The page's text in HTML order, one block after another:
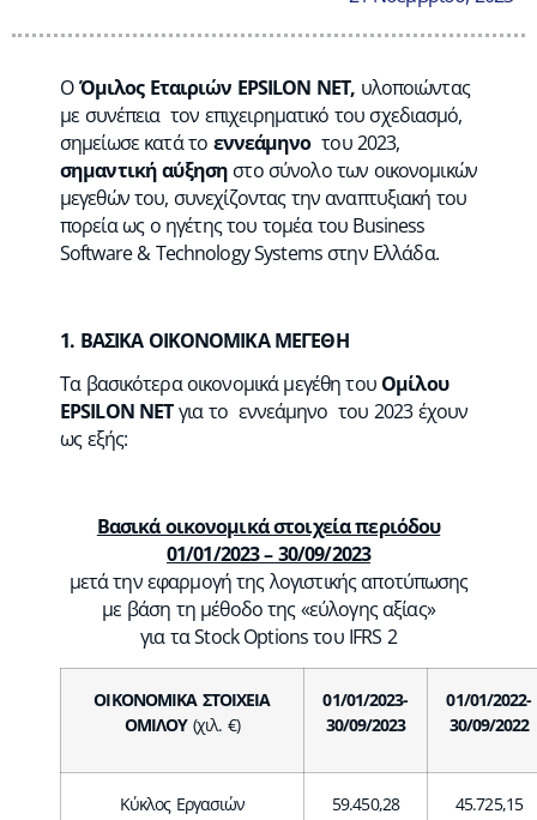
ΟΌμιλος Εταιριών EPSILON NET, υλοποιώντας
με συνέπεια τον επιχειρηματικό του σχεδιασμό,
σημείωσε κατά το εννεάμηνο του 2023,
σημαντική αύξησηστο σύνολο των οικονομικών
μεγεθών του, συνεχίζοντας την αναπτυξιακή του
πορεία ως ο ηγέτης του τομέα του Business
Software & Technology Systems στην Ελλάδα.
1. ΒΑΣΙΚΑ ΟΙΚΟΝΟΜΙΚΑ ΜΕΓΕΘΗ
Τα βασικότερα οικονομικά μεγέθη του Ομίλου
EPSILON NETγια το εννεάμηνο του 2023 έχουν
ως εξής:
Βασικά οικονομικά στοιχεία περιόδου
01/01/2023 – 30/09/2023
μετά την εφαρμογή της λογιστικής αποτύπωσης
με βάση τη μέθοδο της «εύλογης αξίας»
για τα Stock Options του IFRS 2
ΟΙΚΟΝΟΜΙΚΑ ΣΤΟΙΧΕΙΑ
ΟΜΙΛΟΥ (χιλ. €)
01/01/2023-
30/09/2023
01/01/2022-
30/09/2022
Κύκλος Εργασιών 59.450,28 45.725,15